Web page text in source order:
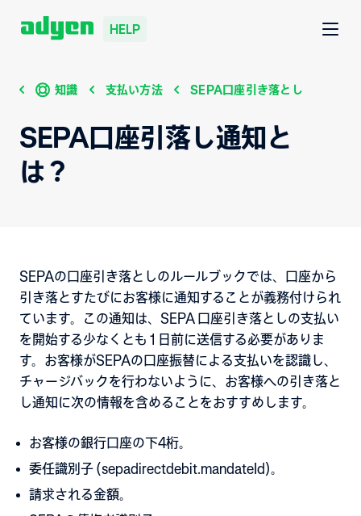
HELP
知識 支払い方法 SEPA口座引き落とし
SEPA口座引落し通知と
は？
SEPAの口座引き落としのルールブックでは、口座から
引き落とすたびにお客様に通知することが義務付けられ
ています。この通知は、SEPA 口座引き落としの支払い
を開始する少なくとも 1 日前に送信する必要がありま
す。お客様がSEPAの口座振替による支払いを認識し、
チャージバックを行わないように、お客様への引き落と
し通知に次の情報を含めることをおすすめします。
お客様の銀行口座の下4桁。
委任識別子 (sepadirectdebit.mandateId)。
請求される金額。